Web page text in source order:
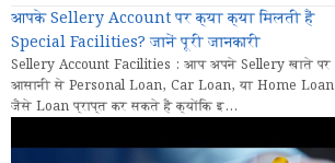
आपके Sellery Account पर क्या क्या मिलती हैं
Special Facilities? जानें पूरी जानकारी
Sellery Account Facilities : आप अपने Sellery खाते पर
आसानी से Personal Loan, Car Loan, या Home Loan
जैसे Loan प्राप्त कर सकते हैं क्योंकि इ...